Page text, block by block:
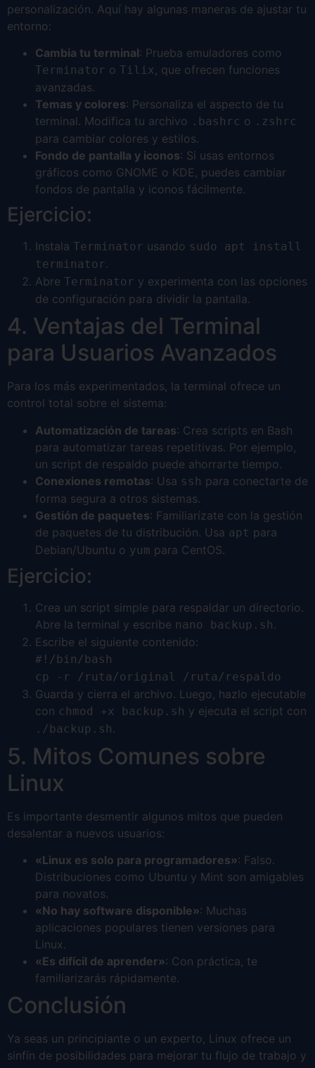
personalización. Aquí hay algunas maneras de ajustar tu
entorno:
Cambia tu terminal: Prueba emuladores como
Terminator o Tilix, que ofrecen funciones
avanzadas.
Temas y colores: Personaliza el aspecto de tu
terminal. Modifica tu archivo .bashrc o .zshrc
para cambiar colores y estilos.
Fondo de pantalla y iconos: Si usas entornos
gráficos como GNOME o KDE, puedes cambiar
fondos de pantalla y iconos fácilmente.
Ejercicio:
Instala Terminator usando sudo apt install
terminator.
Abre Terminator y experimenta con las opciones
de configuración para dividir la pantalla.
4. Ventajas del Terminal
para Usuarios Avanzados
Para los más experimentados, la terminal ofrece un
control total sobre el sistema:
Automatización de tareas: Crea scripts en Bash
para automatizar tareas repetitivas. Por ejemplo,
un script de respaldo puede ahorrarte tiempo.
Conexiones remotas: Usa ssh para conectarte de
forma segura a otros sistemas.
Gestión de paquetes: Familiarízate con la gestión
de paquetes de tu distribución. Usa apt para
Debian/Ubuntu o yum para CentOS.
Ejercicio:
Crea un script simple para respaldar un directorio.
Abre la terminal y escribe nano backup.sh .
Escribe el siguiente contenido:
#!/bin/bash
cp -r /ruta/original /ruta/respaldo
Guarda y cierra el archivo. Luego, hazlo ejecutable
con chmod +x backup.sh y ejecuta el script con
./backup.sh .
5. Mitos Comunes sobre
Linux
Es importante desmentir algunos mitos que pueden
desalentar a nuevos usuarios:
«Linux es solo para programadores»: Falso.
Distribuciones como Ubuntu y Mint son amigables
para novatos.
«No hay software disponible»: Muchas
aplicaciones populares tienen versiones para
Linux.
«Es difícil de aprender»: Con práctica, te
familiarizarás rápidamente.
Conclusión
Ya seas un principiante o un experto, Linux ofrece un
sinfín de posibilidades para mejorar tu flujo de trabajo y